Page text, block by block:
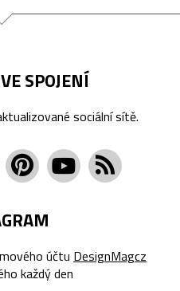
SPOJENÍ
sociální sítě.
účtu DesignMagcz
každý den